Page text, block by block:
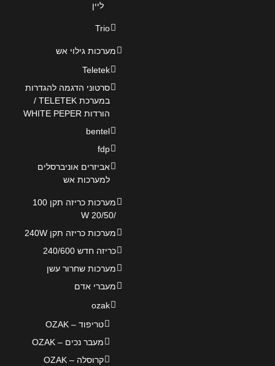
ליין
Trio
מערכות גילוי אש
Teletek
סרטוני הדגמה להגדרות
במערכת TELETEK /
הורדות WHITE PEPER
bentel
fdp
אביזרים אוניברסלים
למערכות אש
מערכות כריזה תקן 100
/20/50 W
מערכות כריזה תקן 240W
כריזה חדש 240/600
מערכות שחרור עשן
מעברי אדם
ozak
טריפוד – OZAK
מעבר נכים – OZAK
קרוסלה – OZAK